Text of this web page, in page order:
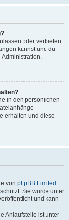
oder verbieten.
kannst und du
Administration.
in den persönlichen
erhalten und diese
von phpBB Limited
Sie wurde unter
und kann
Anlaufstelle ist unter